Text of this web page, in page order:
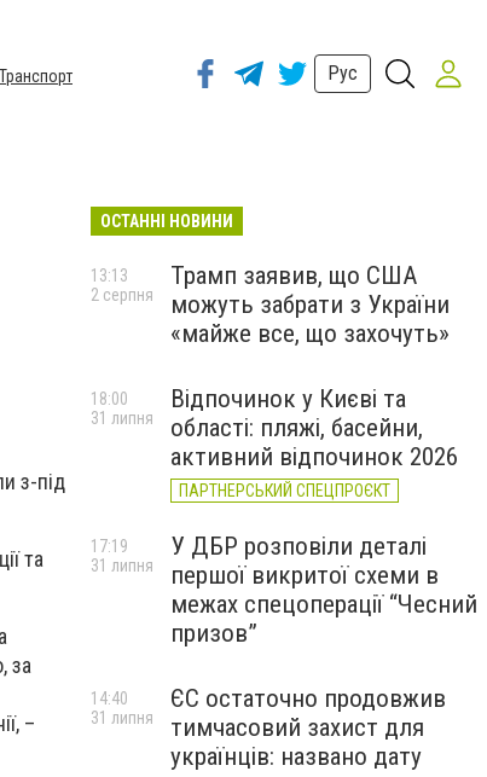
Транспорт
Рус
з-під
та
за
–
ОСТАННІ НОВИНИ
Трамп заявив, що США
можуть забрати з України
«майже все, що захочуть»
13:13
2 серпня
Відпочинок у Києві та
області: пляжі, басейни,
активний відпочинок 2026
ПАРТНЕРСЬКИЙ СПЕЦПРОЄКТ
18:00
31 липня
У ДБР розповіли деталі
першої викритої схеми в
межах спецоперації “Чесний
призов”
17:19
31 липня
ЄС остаточно продовжив
тимчасовий захист для
українців: названо дату
14:40
31 липня